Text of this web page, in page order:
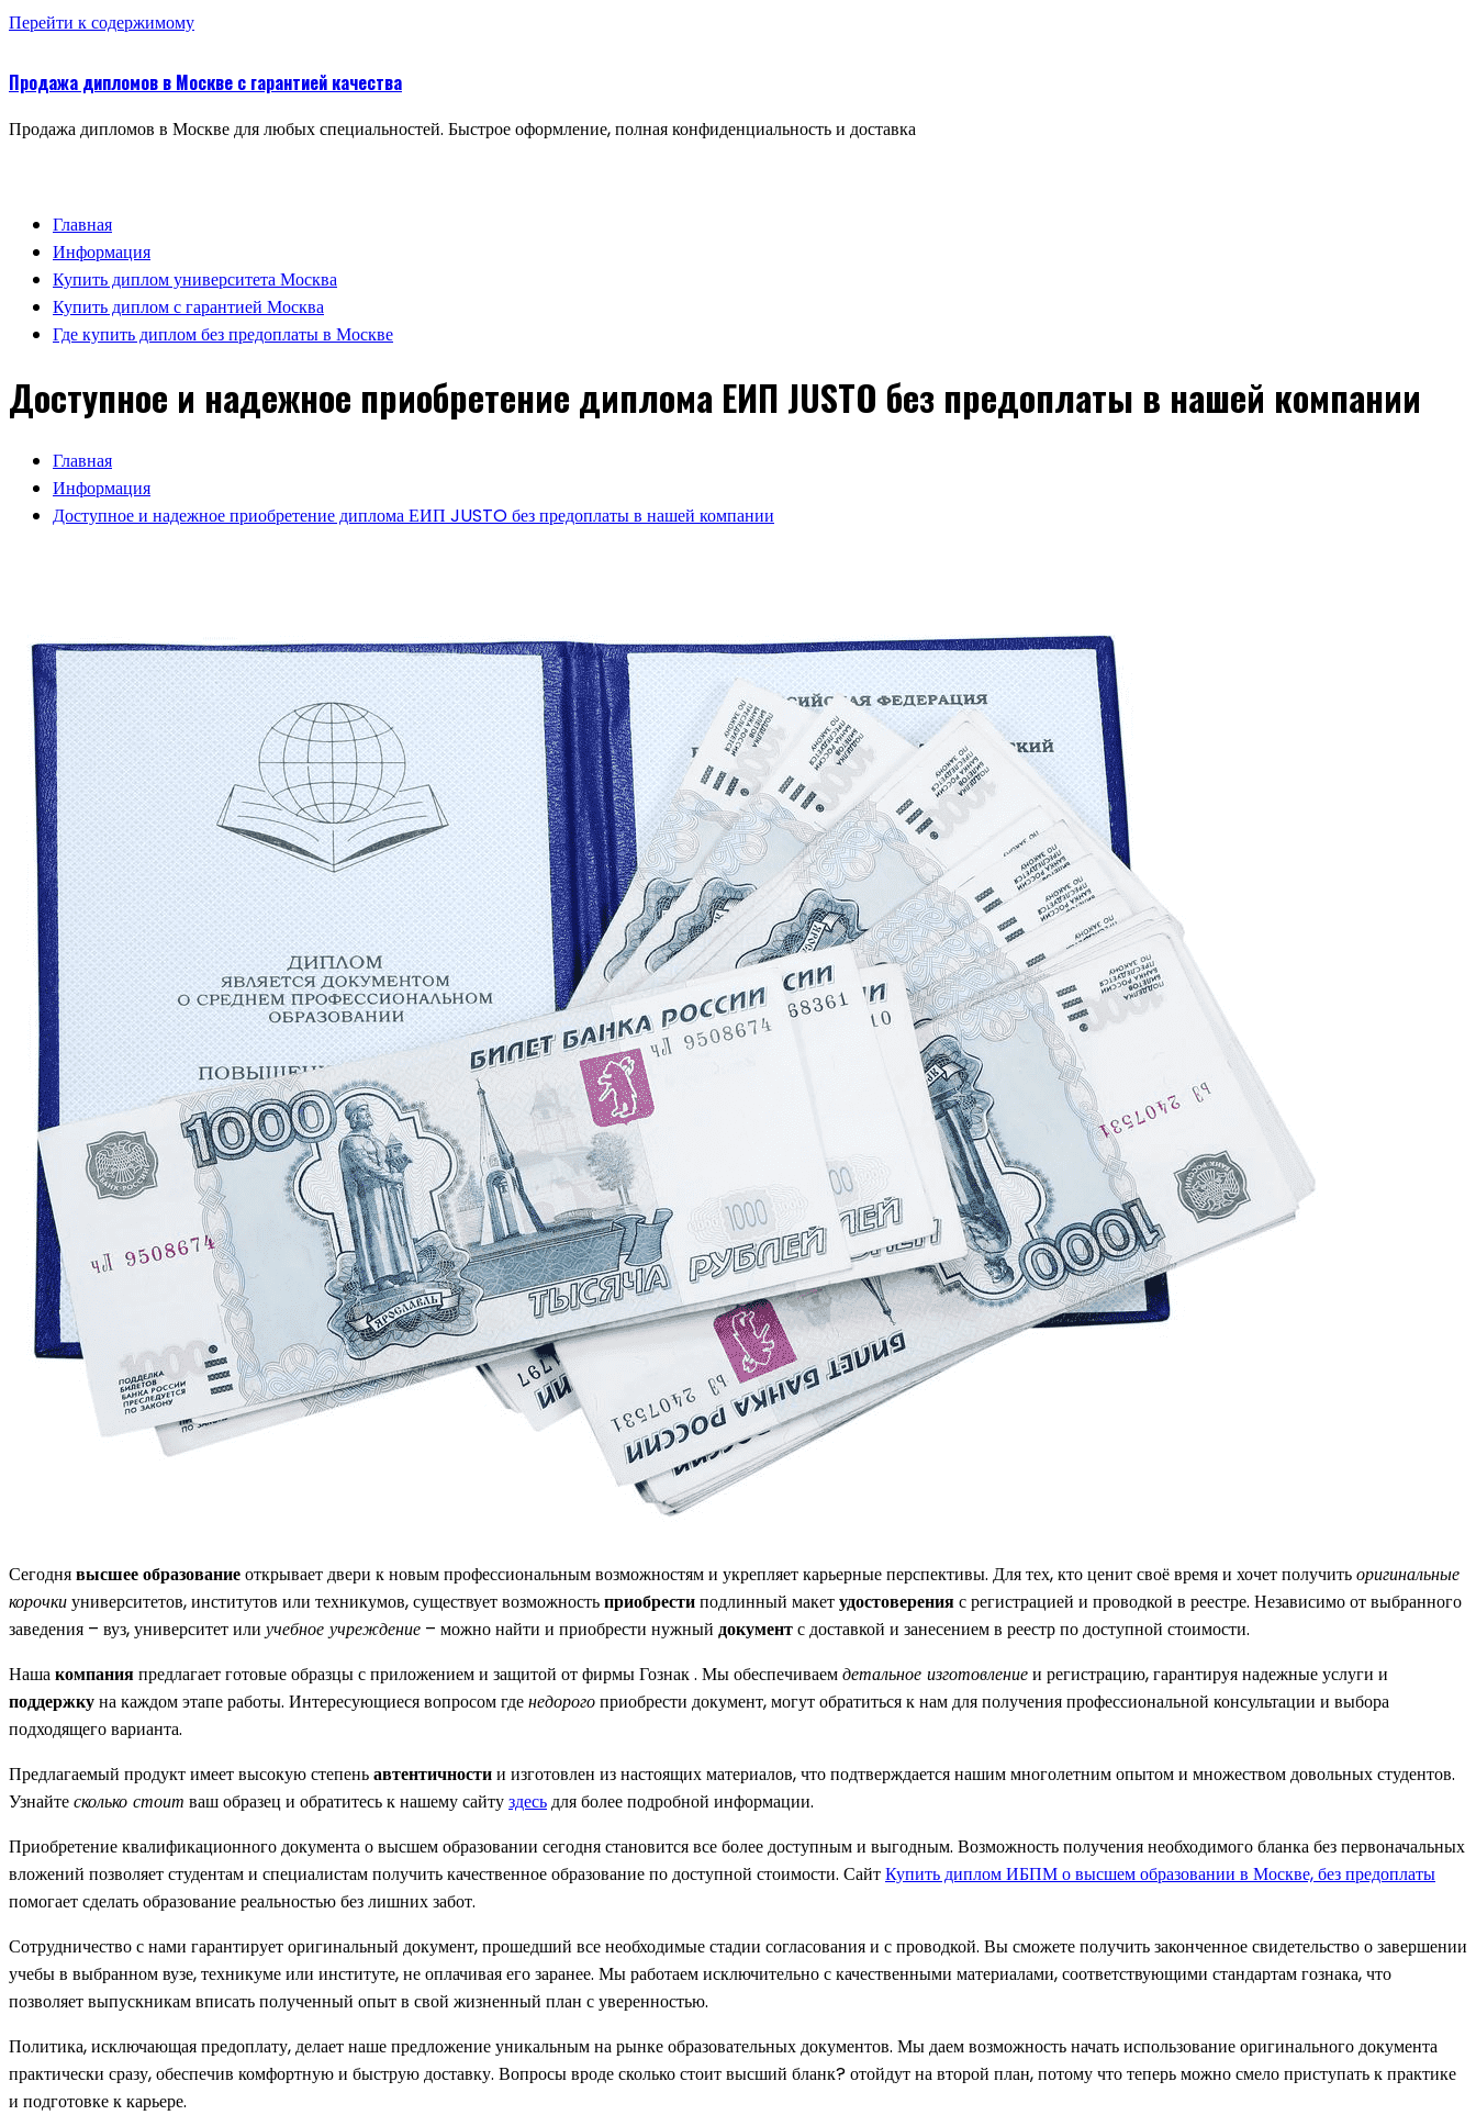
Перейти к содержимому
Продажа дипломов в Москве с гарантией качества
Продажа дипломов в Москве для любых специальностей. Быстрое оформление, полная конфиденциальность и доставка
Главная
Информация
Купить диплом университета Москва
Купить диплом с гарантией Москва
Где купить диплом без предоплаты в Москве
Доступное и надежное приобретение диплома ЕИП JUSTO без предоплаты в нашей компании
Главная
Информация
Доступное и надежное приобретение диплома ЕИП JUSTO без предоплаты в нашей компании
Сегоднявысшее образованиеоткрывает двери к новым профессиональным возможностям и укрепляет карьерные перспективы. Для тех, кто ценит своё время и хочет получитьоригинальные
корочкиуниверситетов, институтов или техникумов, существует возможностьприобрестиподлинный макетудостоверенияс регистрацией и проводкой в реестре. Независимо от выбранного
заведения – вуз, университет или учебное учреждение – можно найти и приобрести нужный документс доставкой и занесением в реестр по доступной стоимости.
Нашакомпанияпредлагает готовые образцы с приложением и защитой от фирмы Гознак . Мы обеспечиваемдетальное изготовлениеи регистрацию, гарантируя надежные услуги и
поддержкуна каждом этапе работы. Интересующиеся вопросом гденедорогоприобрести документ, могут обратиться к нам для получения профессиональной консультации и выбора
подходящего варианта.
Предлагаемый продукт имеет высокую степеньавтентичностии изготовлен из настоящих материалов, что подтверждается нашим многолетним опытом и множеством довольных студентов.
Узнайтесколько стоит ваш образец и обратитесь к нашему сайтуздесьдля более подробной информации.
Приобретение квалификационного документа о высшем образовании сегодня становится все более доступным и выгодным. Возможность получения необходимого бланка без первоначальных
вложений позволяет студентам и специалистам получить качественное образование по доступной стоимости. СайтКупить диплом ИБПМ о высшем образовании в Москве, без предоплаты
помогает сделать образование реальностью без лишних забот.
Сотрудничество с нами гарантирует оригинальный документ, прошедший все необходимые стадии согласования и с проводкой. Вы сможете получить законченное свидетельство о завершении
учебы в выбранном вузе, техникуме или институте, не оплачивая его заранее. Мы работаем исключительно с качественными материалами, соответствующими стандартам гознака, что
позволяет выпускникам вписать полученный опыт в свой жизненный план с уверенностью.
Политика, исключающая предоплату, делает наше предложение уникальным на рынке образовательных документов. Мы даем возможность начать использование оригинального документа
практически сразу, обеспечив комфортную и быструю доставку. Вопросы вроде сколько стоит высший бланк? отойдут на второй план, потому что теперь можно смело приступать к практике
и подготовке к карьере.